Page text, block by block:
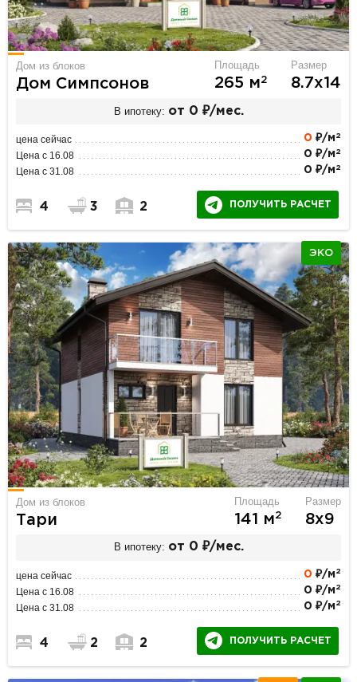
Дом из блоков
Дом Симпсонов
Площадь
265 м2
Размер
8.7х14
В ипотеку: от 0 ₽/мес.
цена сейчас 0 ₽/м 2
Цена с 16.08 0 ₽/м 2
Цена с 31.08 0 ₽/м 2
4 3 2 ПОЛУЧИТЬ РАСЧЕТ
ЭКО
Дом из блоков
Тари
Площадь
141 м2
Размер
8х9
В ипотеку: от 0 ₽/мес.
цена сейчас 0 ₽/м 2
Цена с 16.08 0 ₽/м 2
Цена с 31.08 0 ₽/м 2
4 2 2 ПОЛУЧИТЬ РАСЧЕТ